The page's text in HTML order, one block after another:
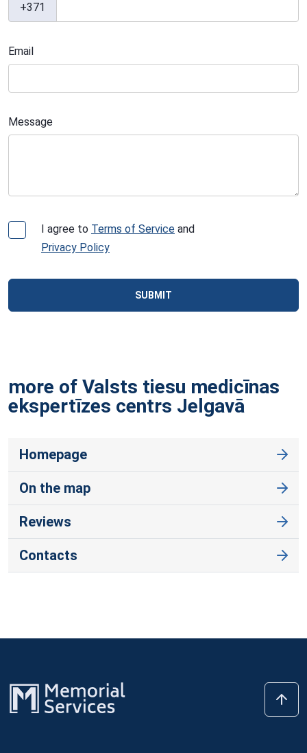
+371
Email
Message
I agree to Terms of Service and
Privacy Policy
SUBMIT
more of Valsts tiesu medicīnas
ekspertīzes centrs Jelgavā
Homepage
On the map
Reviews
Contacts